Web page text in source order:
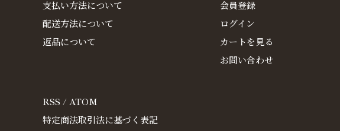
支払い方法について
配送方法について
返品について
会員登録
ログイン
カートを見る
お問い合わせ
RSS / ATOM
特定商法取引法に基づく表記